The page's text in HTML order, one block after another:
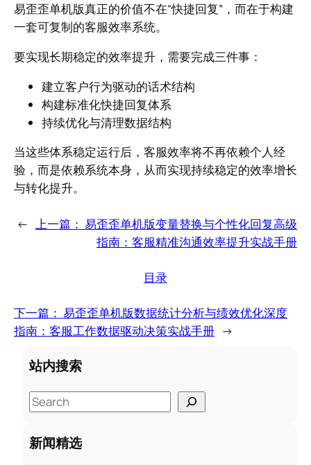
易歪歪单机版真正的价值不在“快捷回复”，而在于构建
一套可复制的客服效率系统。
要实现长期稳定的效率提升，需要完成三件事：
建立客户行为驱动的话术结构
构建标准化快捷回复体系
持续优化与清理数据结构
当这些体系稳定运行后，客服效率将不再依赖个人经
验，而是依赖系统本身，从而实现持续稳定的效率增长
与转化提升。
← 上一篇： 易歪歪单机版变量替换与个性化回复高级
指南：客服精准沟通效率提升实战手册
目录
下一篇： 易歪歪单机版数据统计分析与绩效优化深度
指南：客服工作数据驱动决策实战手册 →
站内搜索
S
e
a
r
新闻精选